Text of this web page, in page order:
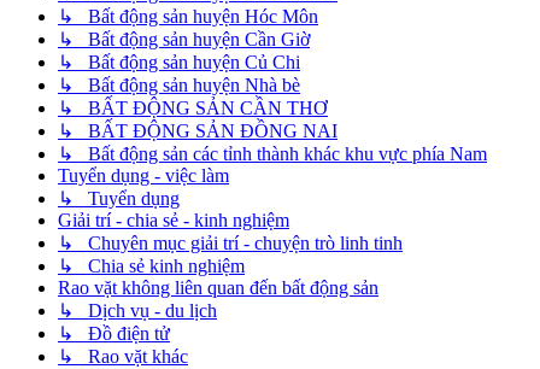
↳ Bất động sản huyện Hóc Môn
↳ Bất động sản huyện Cần Giờ
↳ Bất động sản huyện Củ Chi
↳ Bất động sản huyện Nhà bè
↳ BẤT ĐỘNG SẢN CẦN THƠ
↳ BẤT ĐỘNG SẢN ĐỒNG NAI
↳ Bất động sản các tỉnh thành khác khu vực phía Nam
Tuyển dụng - việc làm
↳ Tuyển dụng
Giải trí - chia sẻ - kinh nghiệm
↳ Chuyên mục giải trí - chuyện trò linh tinh
↳ Chia sẻ kinh nghiệm
Rao vặt không liên quan đến bất động sản
↳ Dịch vụ - du lịch
↳ Đồ điện tử
↳ Rao vặt khác